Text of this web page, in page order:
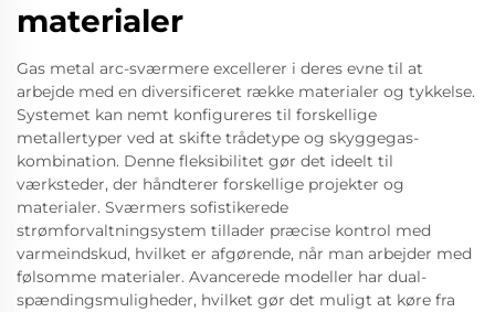
materialer
Gas metal arc-sværmere excellerer i deres evne til at
arbejde med en diversificeret række materialer og tykkelse.
Systemet kan nemt konfigureres til forskellige
metallertyper ved at skifte trådetype og skyggegas-
kombination. Denne fleksibilitet gør det ideelt til
værksteder, der håndterer forskellige projekter og
materialer. Sværmers sofistikerede
strømforvaltningsystem tillader præcise kontrol med
varmeindskud, hvilket er afgørende, når man arbejder med
følsomme materialer. Avancerede modeller har dual-
spændingsmuligheder, hvilket gør det muligt at køre fra